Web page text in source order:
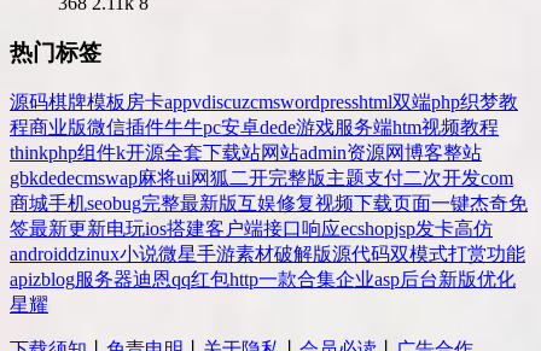
热门标签
源码棋牌模板 房卡appvdiscuzcmswordpresshtml双端php织梦教
程商业版微信插件牛牛pc安卓dede游戏服务端htm视频教程
thinkphp组件k开源全套下载站网站admin资源网博客整站
gbkdedecmswap麻将ui网狐 二开完整版主题支付二次开发com
商城手机seobug完整最新版互娱修复视频下载页面一键杰奇免
签最新更新电玩ios搭建客户端接口响应ecshopjsp发卡高仿
androiddzinux小说微星手游素材破解版源代码双模式打赏功能
apizblog服务器迪恩qq红包http一款合集企业asp后台新版优化
星耀